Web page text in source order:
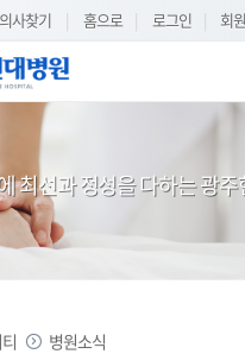
의사찾기 | 홈으로 | 로그인 | 회
최선과 정성을 다하는 광
병원소식